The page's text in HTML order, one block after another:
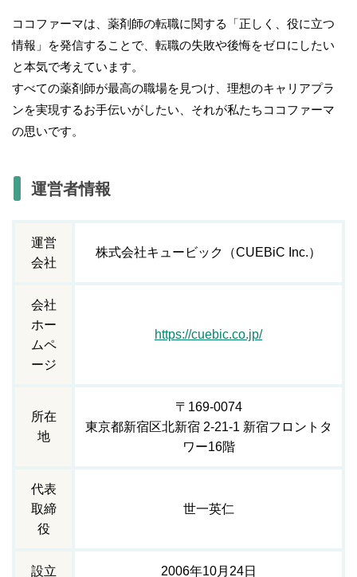
ココファーマは、薬剤師の転職に関する「正しく、役に立つ
情報」を発信することで、転職の失敗や後悔をゼロにしたい
と本気で考えています。
すべての薬剤師が最高の職場を見つけ、理想のキャリアプラ
ンを実現するお手伝いがしたい、それが私たちココファーマ
の思いです。
運営者情報
運営
会社
株式会社キュービック（CUEBiC Inc.）
会社
ホー
ムペ
ージ
https://cuebic.co.jp/
所在
地
〒169-0074
東京都新宿区北新宿 2-21-1 新宿フロントタ
ワー16階
代表
取締
役
世一英仁
設立 2006年10月24日